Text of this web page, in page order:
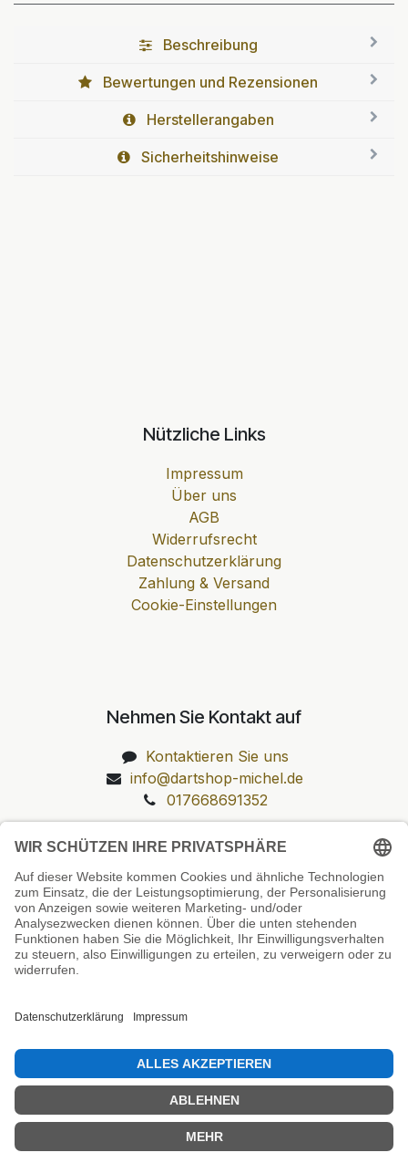
Beschreibung
Bewertungen und Rezensionen
Herstellerangaben
Sicherheitshinweise
Nützliche Links
Impressum
Über uns
AGB
Widerrufsrecht
Datenschutzerklärung
Zahlung & Versand
Cookie-Einstellungen
Nehmen Sie Kontakt auf
Kontaktieren Sie uns
info@dartshop-michel.de
017668691352
Unsere Prüfsiegel